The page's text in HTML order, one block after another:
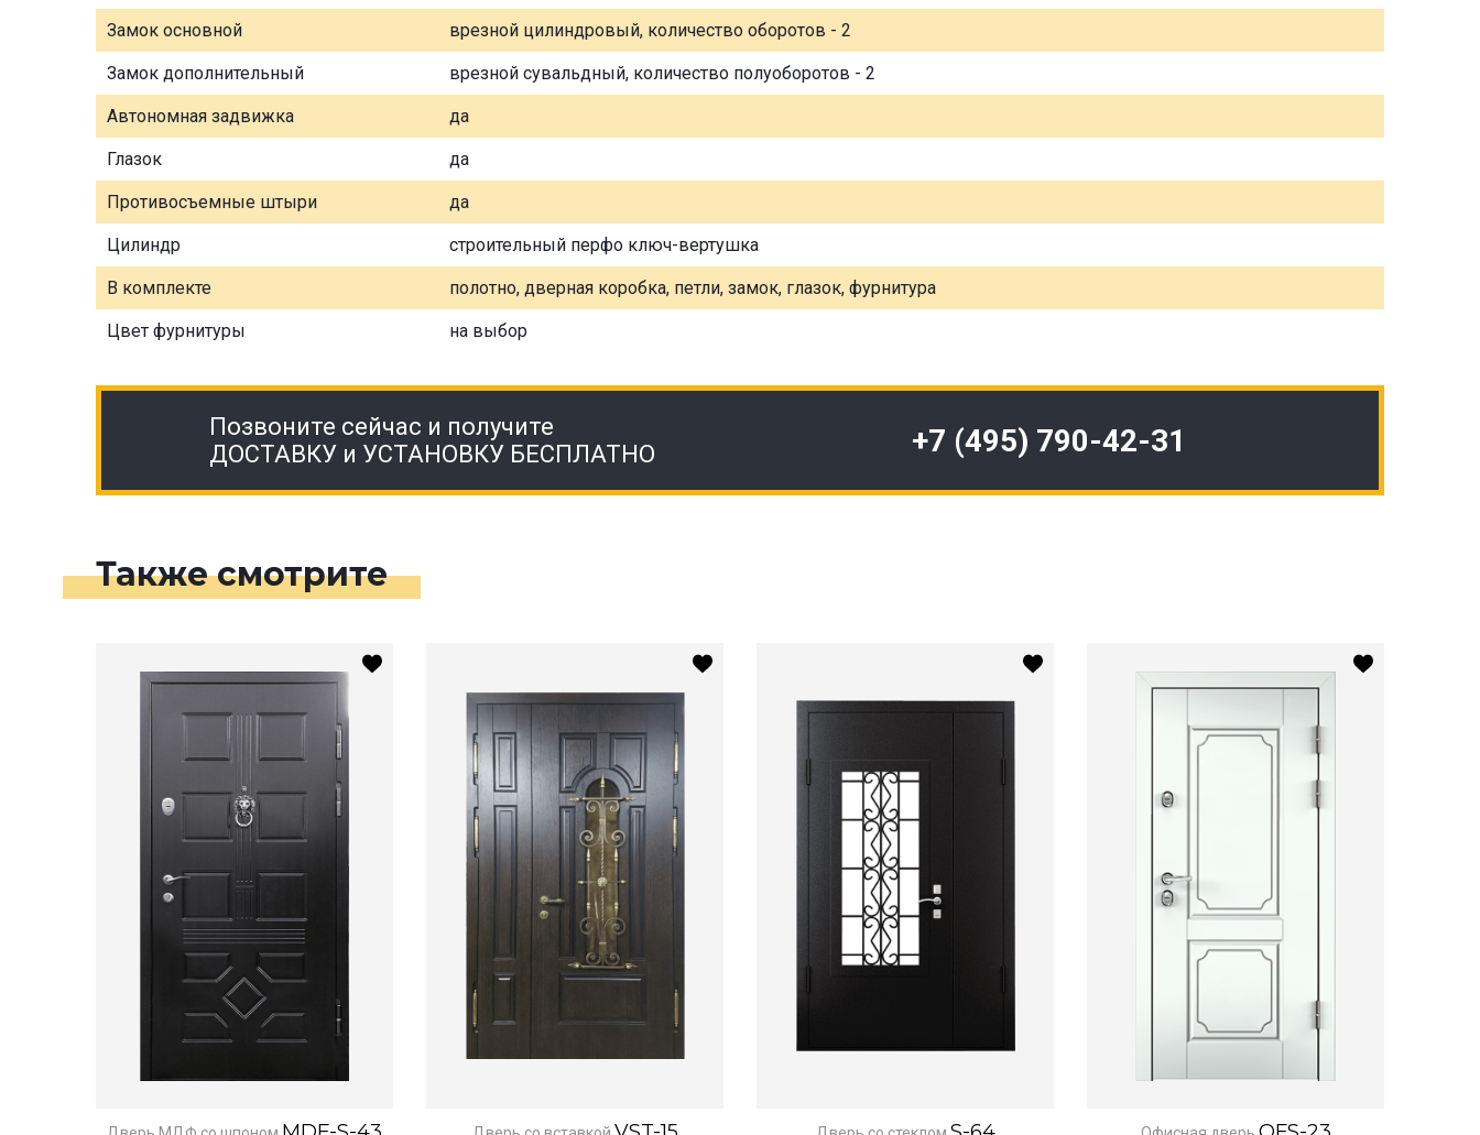
Замок основной врезной цилиндровый, количество оборотов - 2
Замок дополнительный врезной сувальдный, количество полуоборотов - 2
Автономная задвижка да
Глазок да
Противосъемные штыри да
Цилиндр строительный перфо ключ-вертушка
В комплекте полотно, дверная коробка, петли, замок, глазок, фурнитура
Цвет фурнитуры на выбор
Позвоните сейчас и получите
ДОСТАВКУ и УСТАНОВКУ БЕСПЛАТНО
+7 (495) 790-42-31
Также смотрите